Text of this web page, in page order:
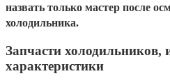
назвать только мастер после
холодильника.
Запчасти холодильников,
характеристики